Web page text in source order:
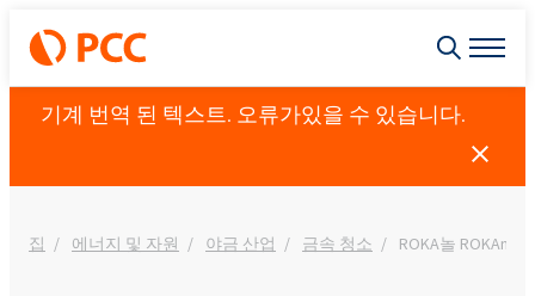
기계 번역 된 텍스트. 오류가있을 수 있습니다.
집 에너지 및 자원 야금 산업 금속 청소 ROKA놀 ROKAnol